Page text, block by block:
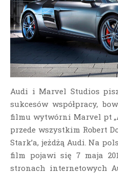
Audi i Marvel Studios
sukcesów współpracy,
filmu wytwórni Marvel pt
przede wszystkim Robert
Stark’a, jeżdżą Audi. Na
film pojawi się 7 maja
stronach internetowych